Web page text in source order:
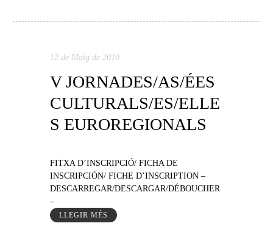
12 de Maig de 2010
V JORNADES/AS/ÉES
CULTURALS/ES/ELLE
S EUROREGIONALS
FITXA D’INSCRIPCIÓ/ FICHA DE
INSCRIPCIÓN/ FICHE D’INSCRIPTION –
DESCARREGAR/DESCARGAR/DÉBOUCHER
–
LLEGIR MÉS